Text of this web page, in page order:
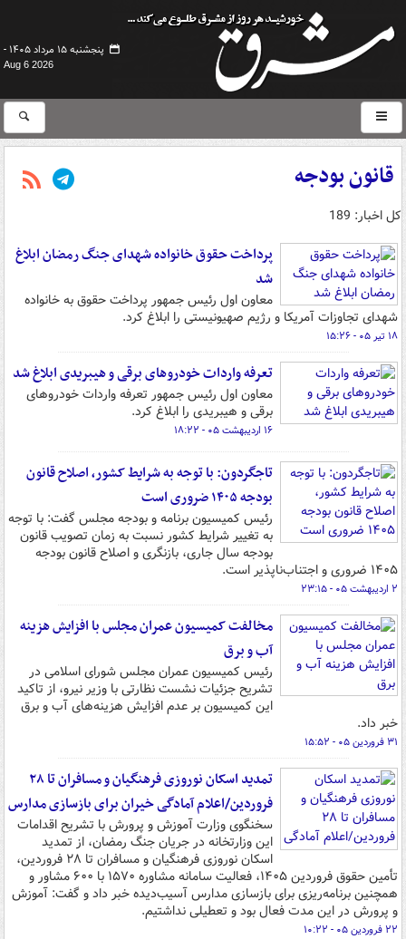
پنجشنبه ۱۵ مرداد ۱۴۰۵ -
Aug 6 2026
قانون بودجه
کل اخبار: 189
پرداخت حقوق خانواده شهدای جنگ رمضان ابلاغ
شد
معاون اول رئیس جمهور پرداخت حقوق به خانواده
شهدای تجاوزات آمریکا و رژیم صهیونیستی را ابلاغ کرد.
۱۸ تیر ۰۵ - ۱۵:۲۶
تعرفه واردات خودروهای برقی و هیبریدی ابلاغ شد
معاون اول رئیس جمهور تعرفه واردات خودروهای
برقی و هیبریدی را ابلاغ کرد.
۱۶ اردیبهشت ۰۵ - ۱۸:۲۲
تاجگردون: با توجه به شرایط کشور، اصلاح قانون
بودجه ۱۴۰۵ ضروری است
رئیس کمیسیون برنامه و بودجه مجلس گفت: با توجه
به تغییر شرایط کشور نسبت به زمان تصویب قانون
بودجه سال جاری، بازنگری و اصلاح قانون بودجه
۱۴۰۵ ضروری و اجتناب‌ناپذیر است.
۲ اردیبهشت ۰۵ - ۲۳:۱۵
مخالفت کمیسیون عمران مجلس با افزایش هزینه
آب و برق
رئیس کمیسیون عمران مجلس شورای اسلامی در
تشریح جزئیات نشست نظارتی با وزیر نیرو، از تاکید
این کمیسیون بر عدم افزایش هزینه‌های آب و برق
خبر داد.
۳۱ فروردین ۰۵ - ۱۵:۵۲
تمدید اسکان نوروزی فرهنگیان و مسافران تا ۲۸
فروردین/اعلام آمادگی خیران برای بازسازی مدارس
سخنگوی وزارت آموزش و پرورش با تشریح اقدامات
این وزارتخانه در جریان جنگ رمضان، از تمدید
اسکان نوروزی فرهنگیان و مسافران تا ۲۸ فروردین،
تأمین حقوق فروردین ۱۴۰۵، فعالیت سامانه مشاوره ۱۵۷۰ با ۶۰۰ مشاور و
همچنین برنامه‌ریزی برای بازسازی مدارس آسیب‌دیده خبر داد و گفت: آموزش
و پرورش در این مدت فعال بود و تعطیلی نداشتیم.
۲۲ فروردین ۰۵ - ۱۰:۲۲